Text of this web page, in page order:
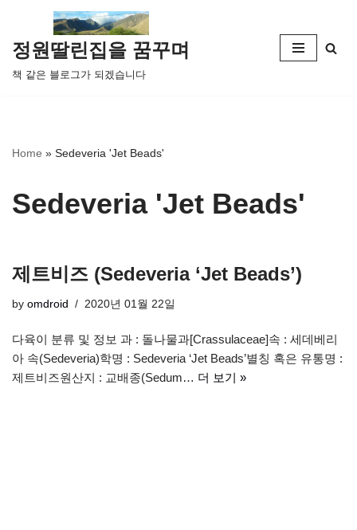
콘
텐
츠
뛰
정원딸린집을 꿈꾸며
책 같은 블로그가 되겠습니다
Home » Sedeveria 'Jet Beads'
Sedeveria 'Jet Beads'
제트비즈 (Sedeveria ‘Jet Beads’)
by omdroid 2020년 01월 22일
다육이 분류 및 정보 과 : 돌나물과[Crassulaceae]속 : 세데베리
아 속(Sedeveria)학명 : Sedeveria ‘Jet Beads’별칭 혹은 유통명 :
제트비즈원산지 : 교배종(Sedum… 더 보기 »